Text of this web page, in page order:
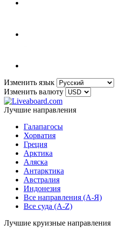
Изменить язык
Изменить валюту
Лучшие направления
Галапагосы
Хорватия
Греция
Арктика
Аляска
Антарктика
Австралия
Индонезия
Все направления (A-Я)
Все суда (A-Z)
Лучшие круизные направления